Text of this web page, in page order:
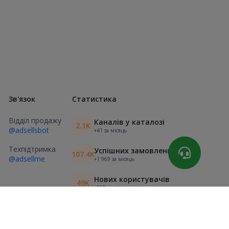
Зв'язок
Відділ продажу
@adsellsbot
Техпідтримка
@adsellme
Статистика
2.1K Каналів у каталозі
+41 за місяць
107.4KУспішних замовлень
+1 969 за місяць
49K Нових користувачів
+369 за місяць